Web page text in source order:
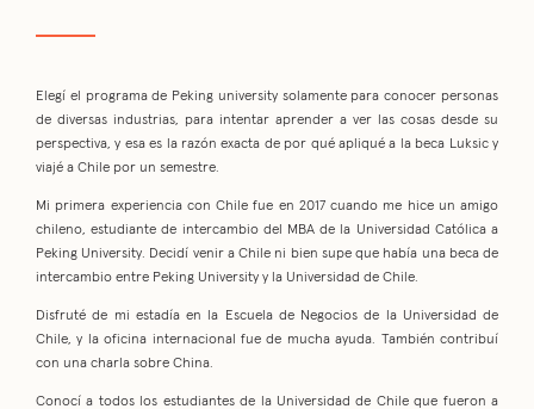
Elegí el programa de Peking university solamente para conocer personas
de diversas industrias, para intentar aprender a ver las cosas desde su
perspectiva, y esa es la razón exacta de por qué apliqué a la beca Luksic y
viajé a Chile por un semestre.
Mi primera experiencia con Chile fue en 2017 cuando me hice un amigo
chileno, estudiante de intercambio del MBA de la Universidad Católica a
Peking University. Decidí venir a Chile ni bien supe que había una beca de
intercambio entre Peking University y la Universidad de Chile.
Disfruté de mi estadía en la Escuela de Negocios de la Universidad de
Chile, y la oficina internacional fue de mucha ayuda. También contribuí
con una charla sobre China.
Conocí a todos los estudiantes de la Universidad de Chile que fueron a